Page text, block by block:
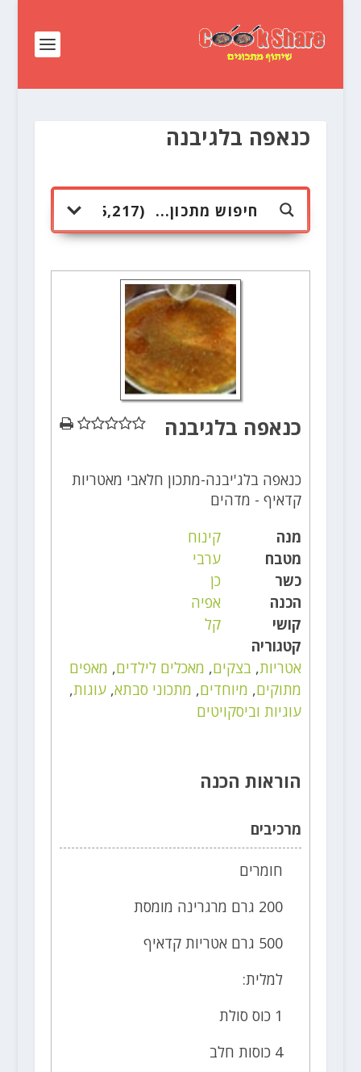
כנאפה בלגיבנה
כנאפה בלגיבנה
כנאפה בלג'יבנה-מתכון חלאבי מאטריות
קדאיף - מדהים
מנה
קינוח
מטבח
ערבי
כשר
כן
הכנה
אפיה
קושי
קל
קטגוריה
אטריות, בצקים, מאכלים לילדים, מאפים
מתוקים, מיוחדים, מתכוני סבתא, עוגות,
עוגיות וביסקויטים
הוראות הכנה
מרכיבים
חומרים
200 גרם מרגרינה מומסת
500 גרם אטריות קדאיף
למלית:
1 כוס סולת
4 כוסות חלב